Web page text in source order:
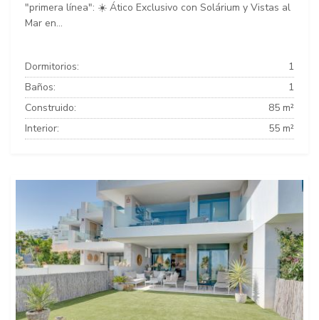
"primera línea": ☀️ Ático Exclusivo con Solárium y Vistas al
Mar en...
Dormitorios:
1
Baños:
1
Construido:
85 m²
Interior:
55 m²